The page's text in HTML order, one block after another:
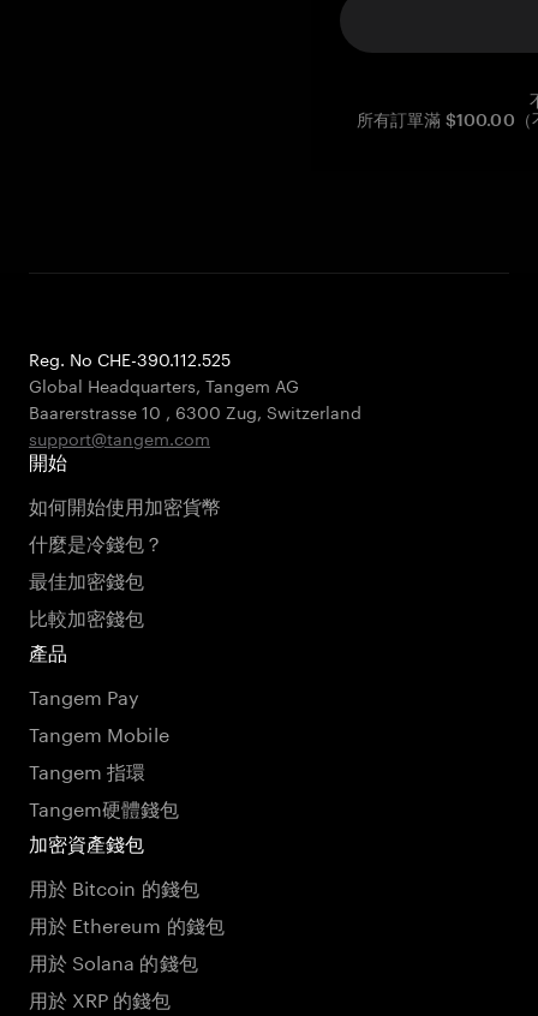
所有訂單滿 $100.00（
Reg. No CHE-390.112.525
Global Headquarters, Tangem AG
Baarerstrasse 10 , 6300 Zug, Switzerland
support@tangem.com
開始
如何開始使用加密貨幣
什麼是冷錢包？
最佳加密錢包
比較加密錢包
產品
Tangem Pay
Tangem Mobile
Tangem 指環
Tangem硬體錢包
加密資產錢包
用於 Bitcoin 的錢包
用於 Ethereum 的錢包
用於 Solana 的錢包
用於 XRP 的錢包